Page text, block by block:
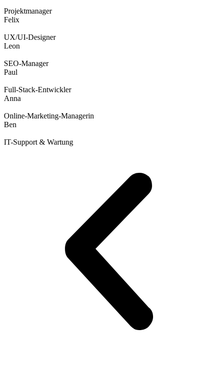
Projektmanager
Felix
UX/UI-Designer
Leon
SEO-Manager
Paul
Full-Stack-Entwickler
Anna
Online-Marketing-Managerin
Ben
IT-Support & Wartung